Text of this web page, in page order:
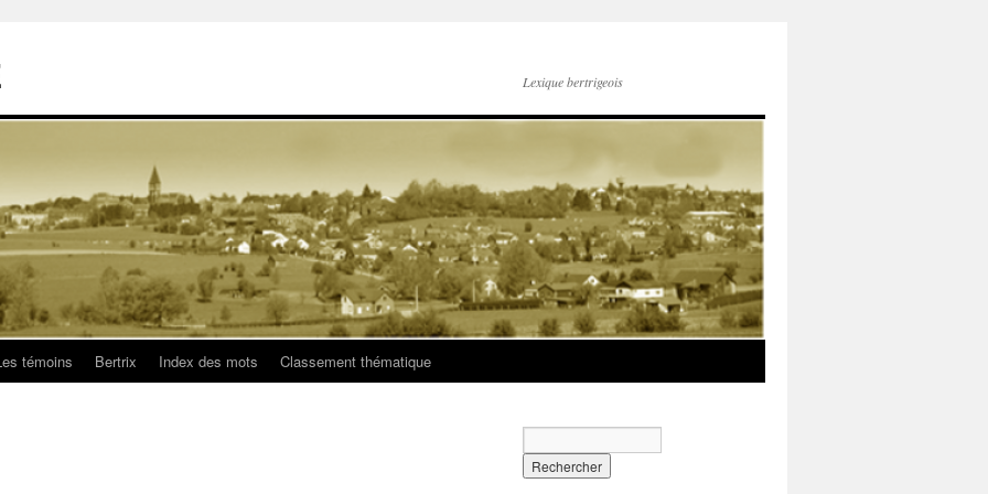
Lexique bertrigeois
témoins Bertrix Index des mots Classement thématique